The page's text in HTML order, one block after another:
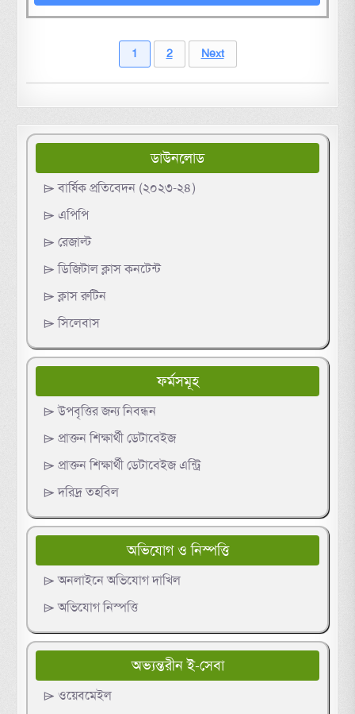
1 2 Next
ডাউনলোড
⌲ বার্ষিক প্রতিবেদন (২০২৩-২৪)
⌲ এপিপি
⌲ রেজাল্ট
⌲ ডিজিটাল ক্লাস কনটেন্ট
⌲ ক্লাস রুটিন
⌲ সিলেবাস
ফর্মসমূহ
⌲ উপবৃত্তির জন্য নিবন্ধন
⌲ প্রাক্তন শিক্ষার্থী ডেটাবেইজ
⌲ প্রাক্তন শিক্ষার্থী ডেটাবেইজ এন্ট্রি
⌲ দরিদ্র তহবিল
অভিযোগ ও নিস্পত্তি
⌲ অনলাইনে অভিযোগ দাখিল
⌲ অভিযোগ নিস্পত্তি
অভ্যন্তরীন ই-সেবা
⌲ ওয়েবমেইল